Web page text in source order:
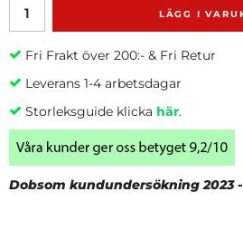
LÄGG I
Fri Frakt över 200:- & Fri Retur
Leverans 1-4 arbetsdagar
Storleksguide klicka här.
Dobsom kundundersökning 2023 -